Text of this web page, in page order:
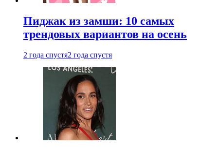
Пиджак из замши: 10 самых
трендовых вариантов на осень
2 года спустя2 года спустя